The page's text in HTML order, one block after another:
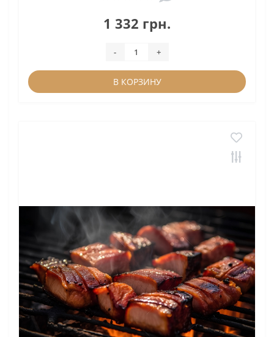
1 332 грн.
- +
В КОРЗИНУ